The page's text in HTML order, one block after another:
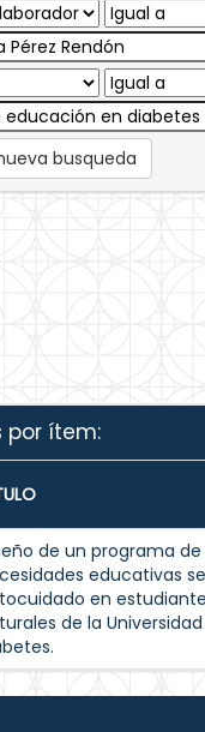
busqueda
por ítem:
de un programa
educativas
en
de la